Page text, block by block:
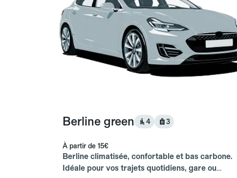
Berline green 4 3
À partir de 15€
Berline climatisée, confortable et bas carbone.
Idéale pour vos trajets quotidiens, gare ou